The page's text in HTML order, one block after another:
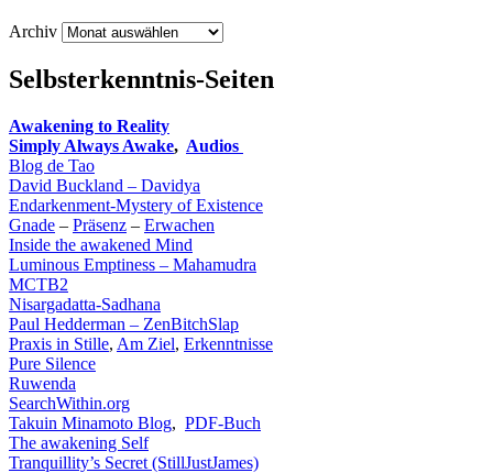
Archiv
Selbsterkenntnis-Seiten
Awakening to Reality
Simply Always Awake, Audios
Blog de Tao
David Buckland – Davidya
Endarkenment-Mystery of Existence
Gnade – Präsenz – Erwachen
Inside the awakened Mind
Luminous Emptiness – Mahamudra
MCTB2
Nisargadatta-Sadhana
Paul Hedderman – ZenBitchSlap
Praxis in Stille, Am Ziel, Erkenntnisse
Pure Silence
Ruwenda
SearchWithin.org
Takuin Minamoto Blog, PDF-Buch
The awakening Self
Tranquillity’s Secret (StillJustJames)